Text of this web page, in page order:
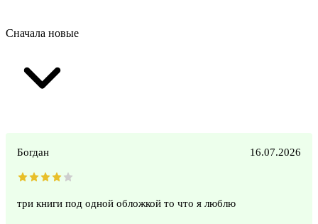
Сначала новые
Богдан 16.07.2026
три книги под одной обложкой то что я люблю